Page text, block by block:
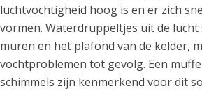
luchtvochtigheid hoog is en er zich
vormen. Waterdruppeltjes uit de lucht
muren en het plafond van de kelder,
vochtproblemen tot gevolg. Een
schimmels zijn kenmerkend voor dit